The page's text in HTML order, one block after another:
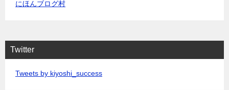
にほんブログ村
Twitter
Tweets by kiyoshi_success